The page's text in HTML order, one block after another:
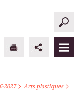
2027> Arts plastiques>